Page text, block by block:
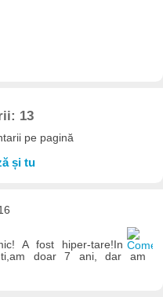
13
pe pagină
și tu
A fost hiper-tare!In
doar 7 ani, dar am